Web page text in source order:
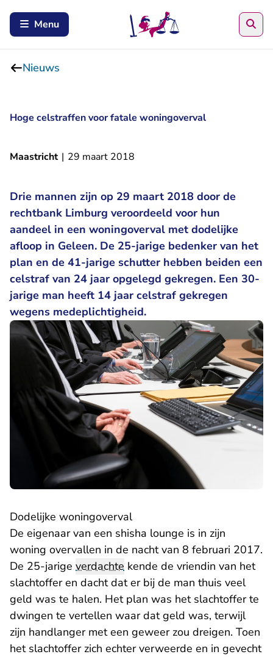
Menu
Nieuws
Hoge celstraffen voor fatale woningoverval
Maastricht | 29 maart 2018
Drie mannen zijn op 29 maart 2018 door de
rechtbank Limburg veroordeeld voor hun
aandeel in een woningoverval met dodelijke
afloop in Geleen. De 25-jarige bedenker van het
plan en de 41-jarige schutter hebben beiden een
celstraf van 24 jaar opgelegd gekregen. Een 30-
jarige man heeft 14 jaar celstraf gekregen
wegens medeplichtigheid.
Dodelijke woningoverval
De eigenaar van een shisha lounge is in zijn
woning overvallen in de nacht van 8 februari 2017.
De 25-jarige verdachte kende de vriendin van het
slachtoffer en dacht dat er bij de man thuis veel
geld was te halen. Het plan was het slachtoffer te
dwingen te vertellen waar dat geld was, terwijl
zijn handlanger met een geweer zou dreigen. Toen
het slachtoffer zich echter verweerde en in gevecht